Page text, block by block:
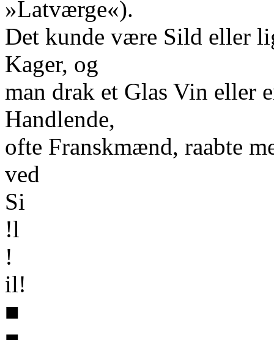
»Latværge«).
Det kunde være Sild eller
Kager, og
man drak et Glas Vin eller
Handlende,
ofte Franskmænd, raabte
ved
Si
!l
!
il!
■